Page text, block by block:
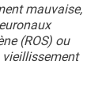
mauvaise,
(ROS) ou